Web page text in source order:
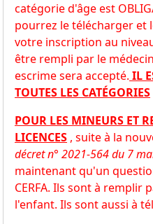
catégorie d'âge est
pourrez le télécharger et
votre inscription au
être rempli par le
escrime sera accepté. IL
TOUTES LES CATÉGORIES
POUR LES MINEURS ET
LICENCES , suite à la
décret n° 2021-564 du 7
maintenant qu'un
CERFA. Ils sont à remplir
l'enfant. Ils sont aussi à